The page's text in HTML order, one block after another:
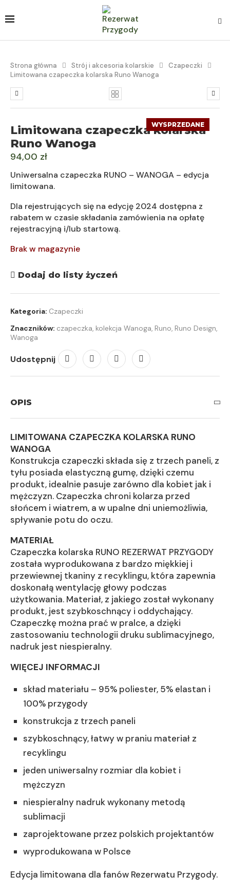
Strona główna Strój i akcesoria kolarskie
Czapeczki
Limitowana czapeczka kolarska Runo Wanoga
WYSPRZEDANE
Limitowana czapeczka kolarska
Runo Wanoga
94,00 zł
Uniwersalna czapeczka RUNO – WANOGA – edycja
limitowana.
Dla rejestrujących się na edycję 2024 dostępna z
rabatem w czasie składania zamówienia na opłatę
rejestracyjną i/lub startową.
Brak w magazynie
Dodaj do listy życzeń
Kategoria: Czapeczki
Znaczników: czapeczka, kolekcja Wanoga, Runo, Runo Design,
Wanoga
Udostępnij
OPIS
LIMITOWANA CZAPECZKA KOLARSKA RUNO
WANOGA
Konstrukcja czapeczki składa się z trzech paneli, z
tyłu posiada elastyczną gumę, dzięki czemu
produkt, idealnie pasuje zarówno dla kobiet jak i
mężczyzn. Czapeczka chroni kolarza przed
słońcem i wiatrem, a w upalne dni uniemożliwia,
spływanie potu do oczu.
MATERIAŁ
Czapeczka kolarska RUNO REZERWAT PRZYGODY
została wyprodukowana z bardzo miękkiej i
przewiewnej tkaniny z recyklingu, która zapewnia
doskonałą wentylację głowy podczas
użytkowania. Materiał, z jakiego został wykonany
produkt, jest szybkoschnący i oddychający.
Czapeczkę można prać w pralce, a dzięki
zastosowaniu technologii druku sublimacyjnego,
nadruk jest niespieralny.
WIĘCEJ INFORMACJI
skład materiału – 95% poliester, 5% elastan i
100% przygody
konstrukcja z trzech paneli
szybkoschnący, łatwy w praniu materiał z
recyklingu
jeden uniwersalny rozmiar dla kobiet i
mężczyzn
niespieralny nadruk wykonany metodą
sublimacji
zaprojektowane przez polskich projektantów
wyprodukowana w Polsce
Edycja limitowana dla fanów Rezerwatu Przygody.